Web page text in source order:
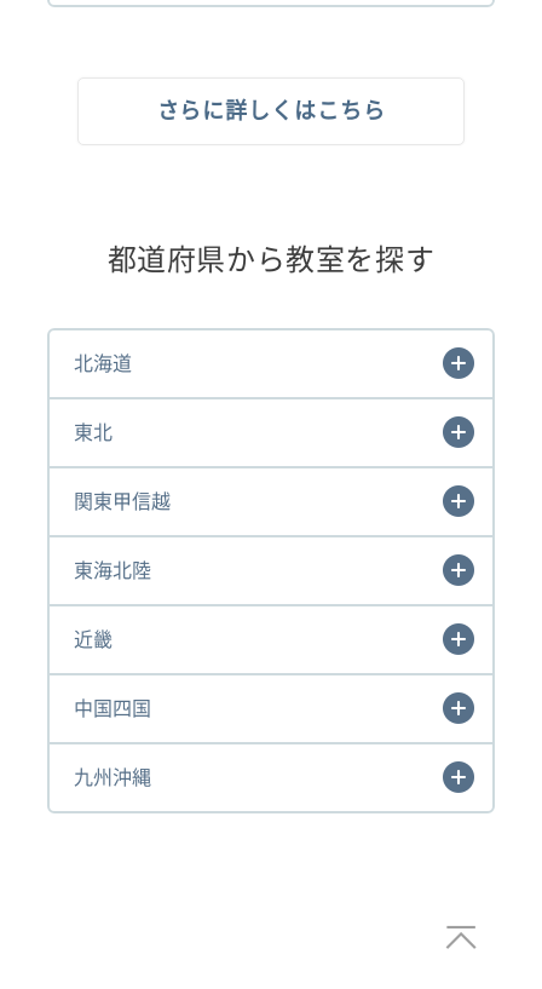
さらに詳しくはこちら
都道府県から教室を探す
北海道
東北
関東甲信越
東海北陸
近畿
中国四国
九州沖縄